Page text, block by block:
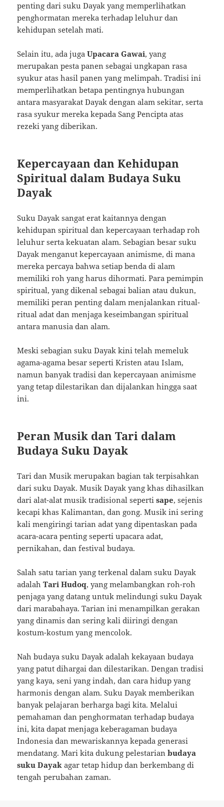
penting dari suku Dayak yang memperlihatkan
penghormatan mereka terhadap leluhur dan
kehidupan setelah mati.
Selain itu, ada jugaUpacara Gawai, yang
merupakan pesta panen sebagai ungkapan rasa
syukur atas hasil panen yang melimpah. Tradisi ini
memperlihatkan betapa pentingnya hubungan
antara masyarakat Dayak dengan alam sekitar, serta
rasa syukur mereka kepada Sang Pencipta atas
rezeki yang diberikan.
Kepercayaan dan Kehidupan
Spiritual dalam Budaya Suku
Dayak
Suku Dayak sangat erat kaitannya dengan
kehidupan spiritual dan kepercayaan terhadap roh
leluhur serta kekuatan alam. Sebagian besar suku
Dayak menganut kepercayaan animisme, di mana
mereka percaya bahwa setiap benda di alam
memiliki roh yang harus dihormati. Para pemimpin
spiritual, yang dikenal sebagai balian atau dukun,
memiliki peran penting dalam menjalankan ritual-
ritual adat dan menjaga keseimbangan spiritual
antara manusia dan alam.
Meski sebagian suku Dayak kini telah memeluk
agama-agama besar seperti Kristen atau Islam,
namun banyak tradisi dan kepercayaan animisme
yang tetap dilestarikan dan dijalankan hingga saat
ini.
Peran Musik dan Tari dalam
Budaya Suku Dayak
Tari dan Musik merupakan bagian tak terpisahkan
dari suku Dayak. Musik Dayak yang khas dihasilkan
dari alat-alat musik tradisional sepertisape, sejenis
kecapi khas Kalimantan, dan gong. Musik ini sering
kali mengiringi tarian adat yang dipentaskan pada
acara-acara penting seperti upacara adat,
pernikahan, dan festival budaya.
Salah satu tarian yang terkenal dalam suku Dayak
adalahTari Hudoq, yang melambangkan roh-roh
penjaga yang datang untuk melindungi suku Dayak
dari marabahaya. Tarian ini menampilkan gerakan
yang dinamis dan sering kali diiringi dengan
kostum-kostum yang mencolok.
Nah budaya suku Dayak adalah kekayaan budaya
yang patut dihargai dan dilestarikan. Dengan tradisi
yang kaya, seni yang indah, dan cara hidup yang
harmonis dengan alam. Suku Dayak memberikan
banyak pelajaran berharga bagi kita. Melalui
pemahaman dan penghormatan terhadap budaya
ini, kita dapat menjaga keberagaman budaya
Indonesia dan mewariskannya kepada generasi
mendatang. Mari kita dukung pelestarianbudaya
suku Dayak agar tetap hidup dan berkembang di
tengah perubahan zaman.